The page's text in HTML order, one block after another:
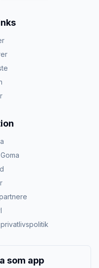
som app